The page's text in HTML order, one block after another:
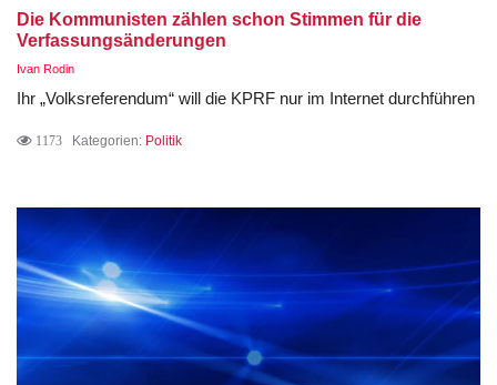
Die Kommunisten zählen schon Stimmen für die
Verfassungsänderungen
Ivan Rodin
Ihr „Volksreferendum“ will die KPRF nur im Internet durchführen
1173 Kategorien: Politik